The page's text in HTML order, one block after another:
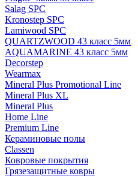
Salag SPC
Kronostep SPC
Lamiwood SPC
QUARTZWOOD 43 класс 5мм
AQUAMARINE 43 класс 5мм
Decorstep
Wearmax
Mineral Plus Promotional Line
Mineral Plus XL
Mineral Plus
Home Line
Premium Line
Кераминовые полы
Classen
Ковровые покрытия
Грязезащитные ковры